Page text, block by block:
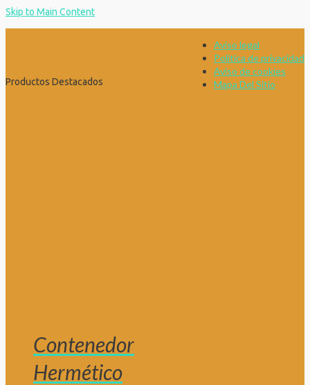
Skip to Main Content
Aviso legal
Política de privacidad
Aviso de cookies
Mapa Del Sitio
Productos Destacados
Contenedor
Hermético